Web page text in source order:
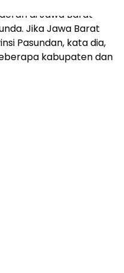
di Jawa Barat
Jika Jawa Barat
Pasundan, kata dia,
kabupaten dan